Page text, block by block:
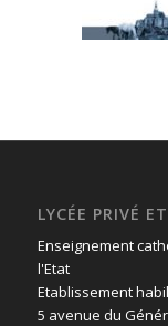
LYCÉE PRIVÉ
Enseignement
l'Etat
Etablissement
5 avenue du